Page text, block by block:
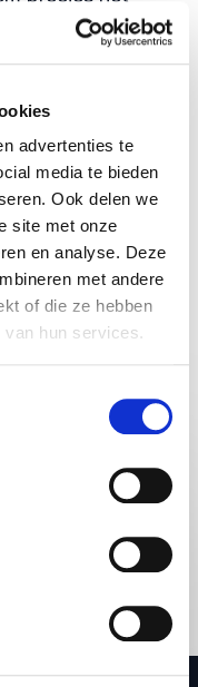
advertenties te
media te bieden
Ook delen we
site met onze
en analyse. Deze
met andere
of die ze hebben
hun services.
beter
weet: dit is
niet dient
aan voor